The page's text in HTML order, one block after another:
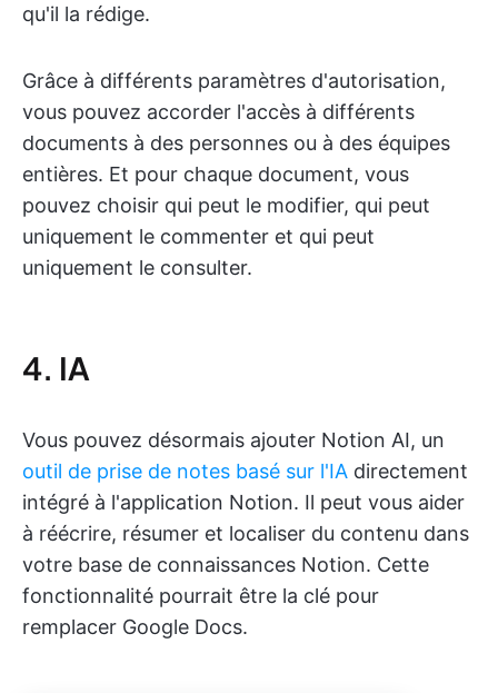
qu'il la rédige.
Grâce à différents paramètres d'autorisation,
vous pouvez accorder l'accès à différents
documents à des personnes ou à des équipes
entières. Et pour chaque document, vous
pouvez choisir qui peut le modifier, qui peut
uniquement le commenter et qui peut
uniquement le consulter.
4. IA
Vous pouvez désormais ajouter Notion AI, un
outil de prise de notes basé sur l'IA directement
intégré à l'application Notion. Il peut vous aider
à réécrire, résumer et localiser du contenu dans
votre base de connaissances Notion. Cette
fonctionnalité pourrait être la clé pour
remplacer Google Docs.